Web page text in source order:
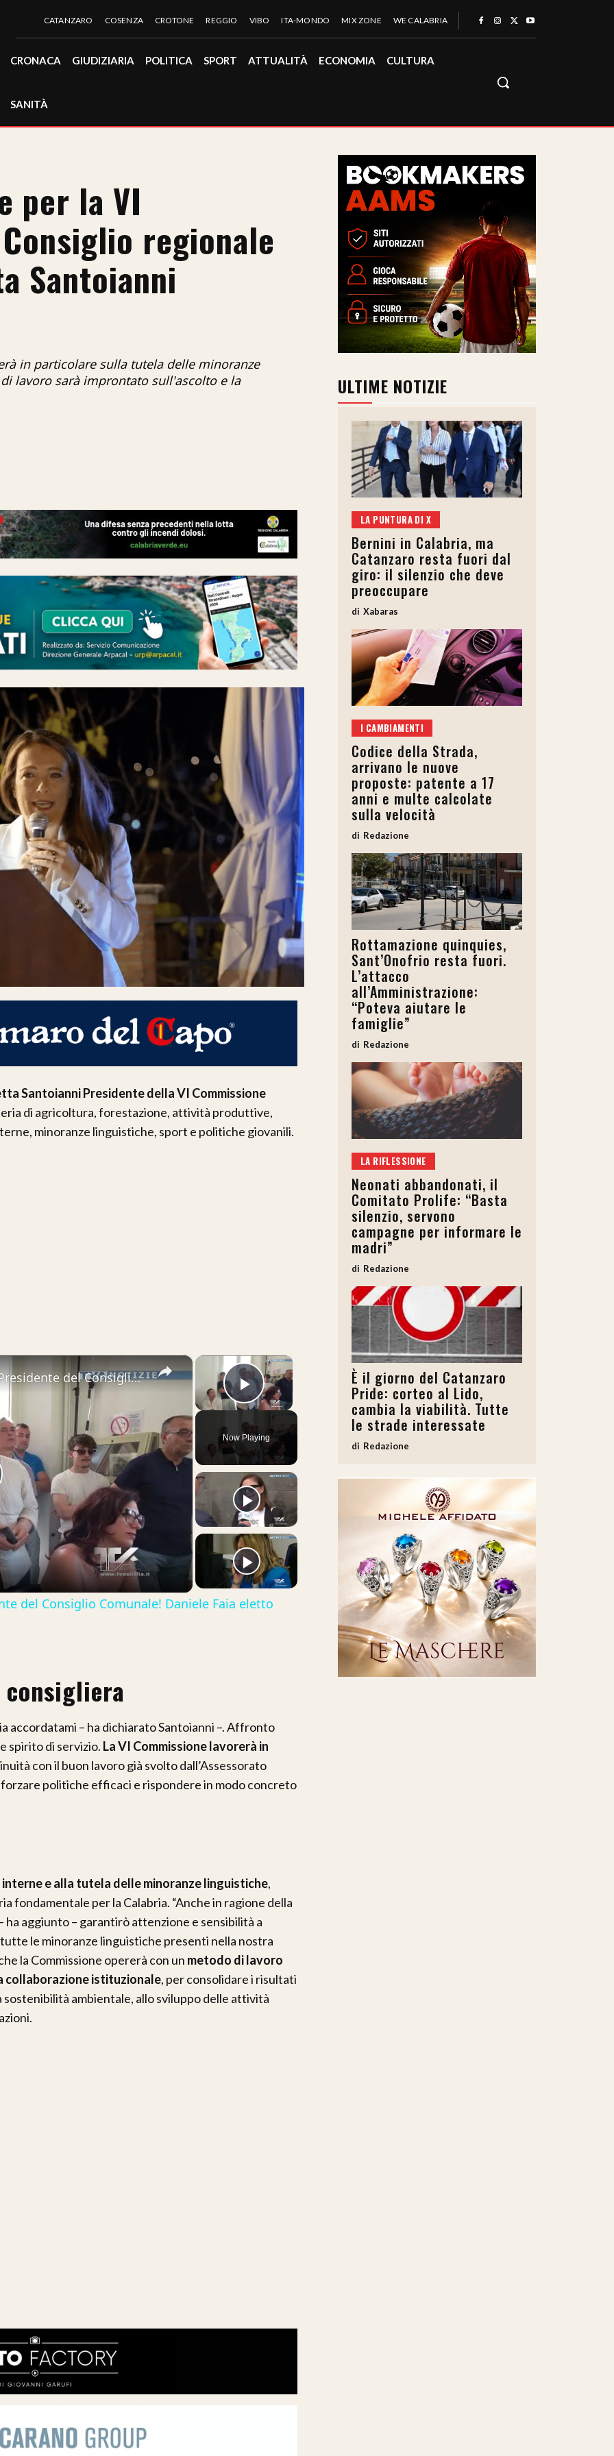
CATANZARO COSENZA CROTONE REGGIO VIBO ITA-MONDO MIX ZONE WE CALABRIA
CRONACA GIUDIZIARIA POLITICA SPORT ATTUALITÀ ECONOMIA CULTURA
SANITÀ
per la VI
regionale
Santoianni
in particolare sulla tutela delle minoranze
lavoro sarà improntato sull'ascolto e la
Santoianni Presidente della VI Commissione
di agricoltura, forestazione, attività produttive,
minoranze linguistiche, sport e politiche giovanili.
×
Play Video
Now Playing
×
Bronte, Silvia Fallico è la nuova Presidente del Consiglio Comunale! Daniele Faia eletto Vicepreside
del Consiglio Comunale! Daniele Faia eletto
accordatami – ha dichiarato Santoianni –. Affronto
spirito di servizio. La VI Commissione lavorerà in
con il buon lavoro già svolto dall’Assessorato
politiche efficaci e rispondere in modo concreto
e alla tutela delle minoranze linguistiche,
fondamentale per la Calabria. “Anche in ragione della
aggiunto – garantirò attenzione e sensibilità a
le minoranze linguistiche presenti nella nostra
la Commissione opererà con un metodo di lavoro
collaborazione istituzionale, per consolidare i risultati
ambientale, allo sviluppo delle attività
ULTIME NOTIZIE
LA PUNTURA DI X
Bernini in Calabria, ma
Catanzaro resta fuori dal
giro: il silenzio che deve
preoccupare
Xabaras
I CAMBIAMENTI
Codice della Strada,
arrivano le nuove
proposte: patente a 17
anni e multe calcolate
sulla velocità
Redazione
Rottamazione quinquies,
Sant’Onofrio resta fuori.
L’attacco
all’Amministrazione:
“Poteva aiutare le
famiglie”
Redazione
LA RIFLESSIONE
Neonati abbandonati, il
Comitato Prolife: “Basta
silenzio, servono
campagne per informare le
madri”
Redazione
È il giorno del Catanzaro
Pride: corteo al Lido,
cambia la viabilità. Tutte
le strade interessate
Redazione